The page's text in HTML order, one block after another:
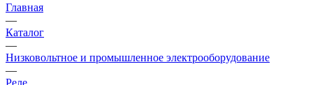
Главная
—
Каталог
—
Низковольтное и промышленное электрооборудование
—
Реле